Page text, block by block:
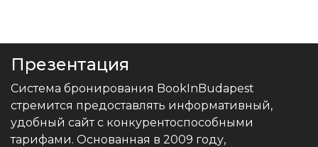
Презентация
Система бронирования BookInBudapest
стремится предоставлять информативный,
удобный сайт с конкурентоспособными
тарифами. Основанная в 2009 году,